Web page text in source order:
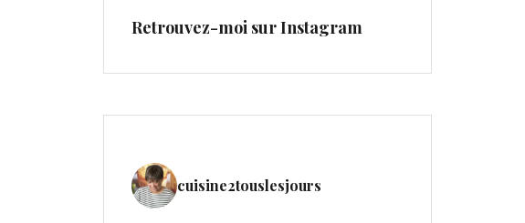
Retrouvez-moi sur Instagram
cuisine2touslesjours